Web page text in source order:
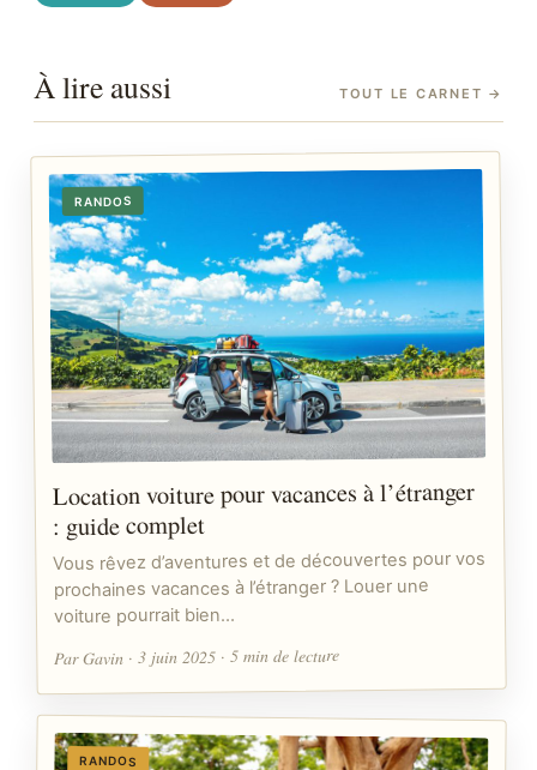
À lire aussi TOUT LE CARNET →
RANDOS
Location voiture pour vacances à l’étranger
: guide complet
Vous rêvez d’aventures et de découvertes pour vos
prochaines vacances à l’étranger ? Louer une
voiture pourrait bien…
Par Gavin · 3 juin 2025 · 5 min de lecture
RANDOS